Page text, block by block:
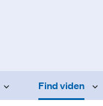
Find viden